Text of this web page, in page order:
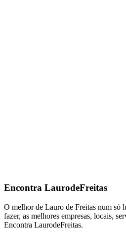
Encontra LaurodeFreitas
O melhor de Lauro de Freitas num só
fazer, as melhores empresas, locais,
Encontra LaurodeFreitas.